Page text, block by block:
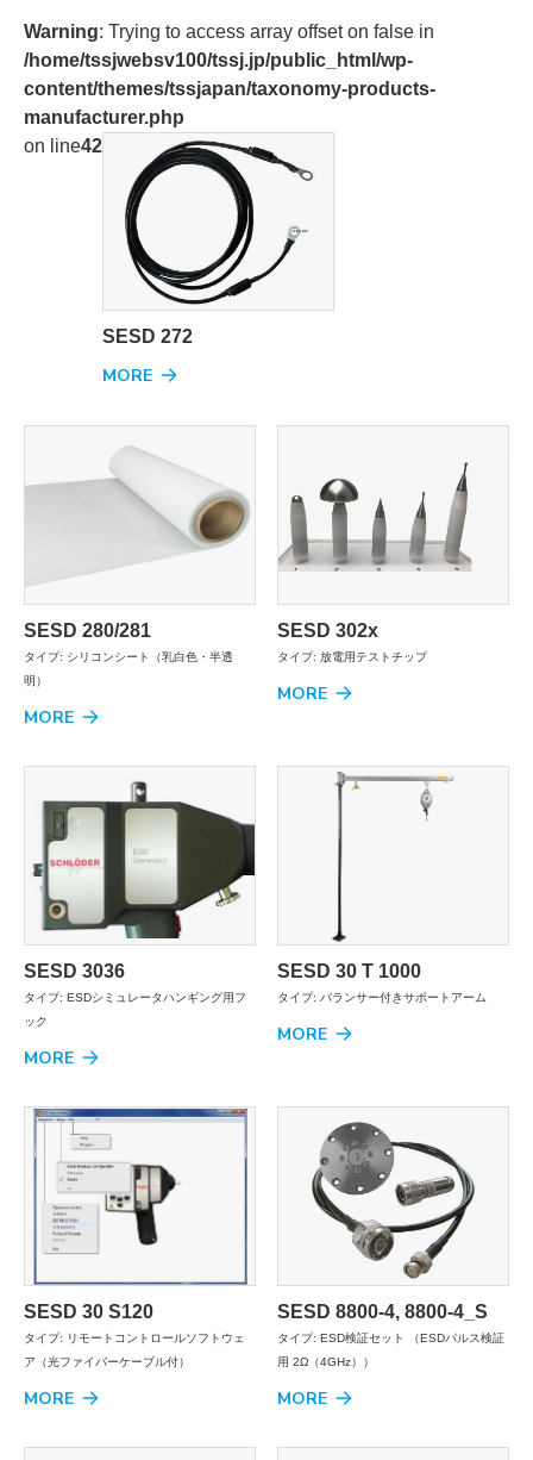
Warning: Trying to access array offset on false in
/home/tssjwebsv100/tssj.jp/public_html/wp-
content/themes/tssjapan/taxonomy-products-
manufacturer.php
on line42
SESD 272
MORE
SESD 280/281
タイプ: シリコンシート（乳白色・半透
明）
MORE
SESD 302x
タイプ: 放電用テストチップ
MORE
SESD 3036
タイプ: ESDシミュレータハンギング用フ
ック
MORE
SESD 30 T 1000
タイプ: バランサー付きサポートアーム
MORE
SESD 30 S120
タイプ: リモートコントロールソフトウェ
ア（光ファイバーケーブル付）
MORE
SESD 8800-4, 8800-4_S
タイプ: ESD検証セット （ESDパルス検証
用 2Ω（4GHz））
MORE